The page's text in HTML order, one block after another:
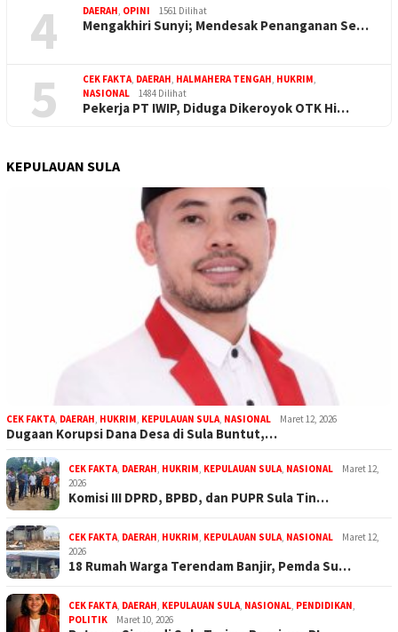
4 DAERAH, OPINI 1561 Dilihat
Mengakhiri Sunyi; Mendesak Penanganan Se…
5 CEK FAKTA, DAERAH, HALMAHERA TENGAH, HUKRIM,
NASIONAL
1484 Dilihat
Pekerja PT IWIP, Diduga Dikeroyok OTK Hi…
KEPULAUAN SULA
CEK FAKTA, DAERAH, HUKRIM, KEPULAUAN SULA, NASIONAL Maret 12, 2026
Dugaan Korupsi Dana Desa di Sula Buntut,…
CEK FAKTA, DAERAH, HUKRIM, KEPULAUAN SULA, NASIONAL
Maret 12,
2026
Komisi III DPRD, BPBD, dan PUPR Sula Tin…
CEK FAKTA, DAERAH, HUKRIM, KEPULAUAN SULA, NASIONAL
Maret 12,
2026
18 Rumah Warga Terendam Banjir, Pemda Su…
CEK FAKTA, DAERAH, KEPULAUAN SULA, NASIONAL, PENDIDIKAN,
POLITIK
Maret 10, 2026